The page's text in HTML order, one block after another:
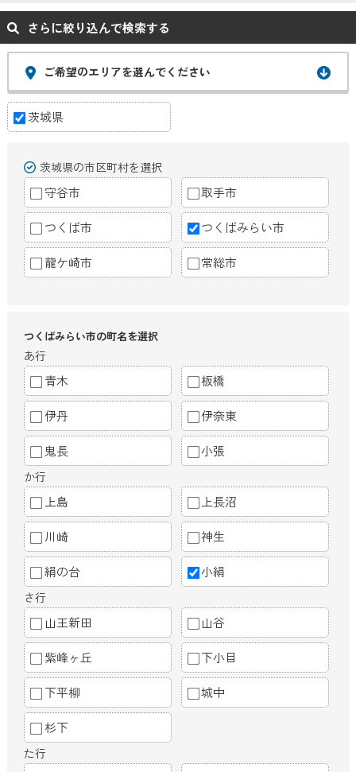
さらに絞り込んで検索する
ご希望のエリアを選んでください
茨城県
茨城県の市区町村を選択
守谷市 取手市
つくば市 つくばみらい市
龍ケ崎市 常総市
つくばみらい市の町名を選択
あ行
青木 板橋
伊丹 伊奈東
鬼長 小張
か行
上島 上長沼
川崎 神生
絹の台 小絹
さ行
山王新田 山谷
紫峰ヶ丘 下小目
下平柳 城中
杉下
た行